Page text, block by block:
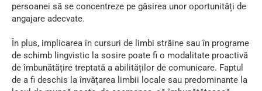
persoanei să se concentreze pe găsirea unor oportunități de
angajare adecvate.
În plus, implicarea în cursuri de limbi străine sau în programe
de schimb lingvistic la sosire poate fi o modalitate proactivă
de îmbunătățire treptată a abilităților de comunicare. Faptul
de a fi deschis la învățarea limbii locale sau predominante la